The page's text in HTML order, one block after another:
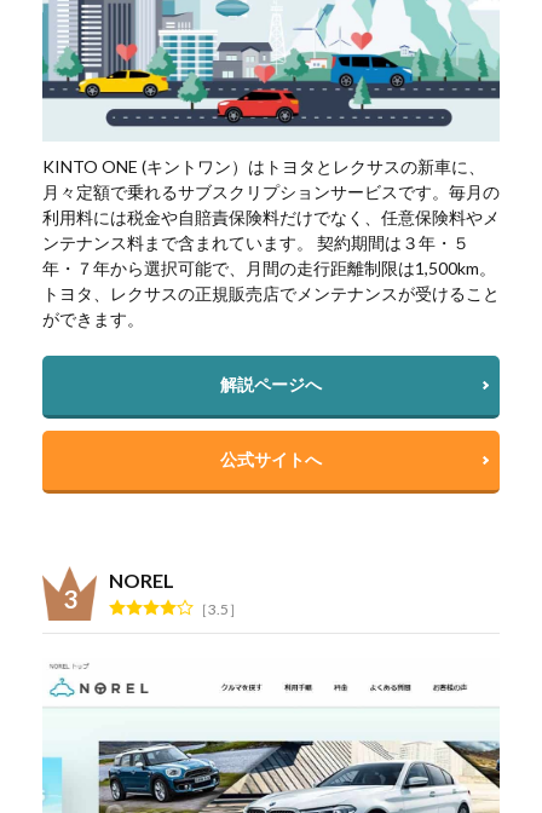
KINTO ONE (キントワン）はトヨタとレクサスの新車に、
月々定額で乗れるサブスクリプションサービスです。毎月の
利用料には税金や自賠責保険料だけでなく、任意保険料やメ
ンテナンス料まで含まれています。 契約期間は３年・５
年・７年から選択可能で、月間の走行距離制限は1,500km。
トヨタ、レクサスの正規販売店でメンテナンスが受けること
ができます。
解説ページへ
公式サイトへ
NOREL
3.5